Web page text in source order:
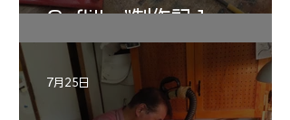
Gofliller”制作記１
7月25日